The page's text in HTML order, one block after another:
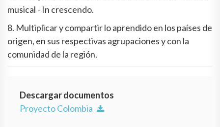
musical - In crescendo.
8. Multiplicar y compartir lo aprendido en los países de
origen, en sus respectivas agrupaciones y con la
comunidad de la región.
Descargar documentos
Proyecto Colombia